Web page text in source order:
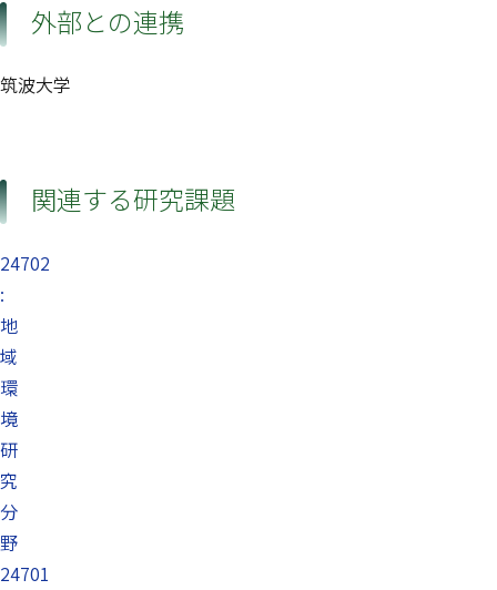
外部との連携
筑波大学
関連する研究課題
24702
:
地
域
環
境
研
究
分
野
24701